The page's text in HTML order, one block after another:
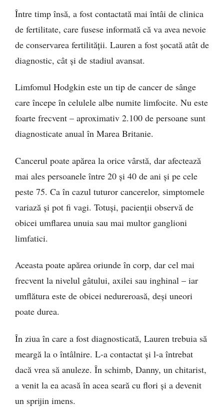
Între timp însă, a fost contactată mai întâi de clinica
de fertilitate, care fusese informată că va avea nevoie
de conservarea fertilității. Lauren a fost șocată atât de
diagnostic, cât și de stadiul avansat.
Limfomul Hodgkin este un tip de cancer de sânge
care începe în celulele albe numite limfocite. Nu este
foarte frecvent – aproximativ 2.100 de persoane sunt
diagnosticate anual în Marea Britanie.
Cancerul poate apărea la orice vârstă, dar afectează
mai ales persoanele între 20 și 40 de ani și pe cele
peste 75. Ca în cazul tuturor cancerelor, simptomele
variază și pot fi vagi. Totuși, pacienții observă de
obicei umflarea unuia sau mai multor ganglioni
limfatici.
Aceasta poate apărea oriunde în corp, dar cel mai
frecvent la nivelul gâtului, axilei sau inghinal – iar
umflătura este de obicei nedureroasă, deși uneori
poate durea.
În ziua în care a fost diagnosticată, Lauren trebuia să
meargă la o întâlnire. L-a contactat și l-a întrebat
dacă vrea să anuleze. În schimb, Danny, un chitarist,
a venit la ea acasă în acea seară cu flori și a devenit
un sprijin imens.